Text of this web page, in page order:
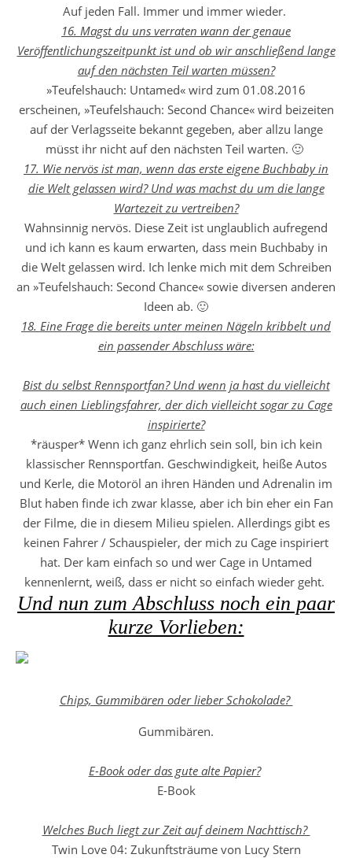
Auf jeden Fall. Immer und immer wieder.
16. Magst du uns verraten wann der genaue
Veröffentlichungszeitpunkt ist und ob wir anschließend lange
auf den nächsten Teil warten müssen?
»Teufelshauch: Untamed« wird zum 01.08.2016
erscheinen, »Teufelshauch: Second Chance« wird beizeiten
auf der Verlagsseite bekannt gegeben, aber allzu lange
müsst ihr nicht auf den nächsten Teil warten. 🙂
17. Wie nervös ist man, wenn das erste eigene Buchbaby in
die Welt gelassen wird? Und was machst du um die lange
Wartezeit zu vertreiben?
Wahnsinnig nervös. Diese Zeit ist unglaublich aufregend
und ich kann es kaum erwarten, dass mein Buchbaby in
die Welt gelassen wird. Ich lenke mich mit dem Schreiben
an »Teufelshauch: Second Chance« sowie diversen anderen
Ideen ab. 🙂
18. Eine Frage die bereits unter meinen Nägeln kribbelt und
ein passender Abschluss wäre:
Bist du selbst Rennsportfan? Und wenn ja hast du vielleicht
auch einen Lieblingsfahrer, der dich vielleicht sogar zu Cage
inspirierte?
*räusper* Wenn ich ganz ehrlich sein soll, bin ich kein
klassischer Rennsportfan. Geschwindigkeit, heiße Autos
und Kerle, die Motoröl an ihren Händen und Adrenalin im
Blut haben finde ich zwar klasse, aber ich bin eher ein Fan
der Filme, die in diesem Milieu spielen. Allerdings gibt es
keinen Fahrer / Schauspieler, der mich zu Cage inspiriert
hat. Der kam einfach so und wer Cage in Untamed
kennenlernt, weiß, dass er nicht so einfach wieder geht.
Und nun zum Abschluss noch ein paar
kurze Vorlieben:
Chips, Gummibären oder lieber Schokolade?
Gummibären.
E-Book oder das gute alte Papier?
E-Book
Welches Buch liegt zur Zeit auf deinem Nachttisch?
Twin Love 04: Zukunftsträume von Lucy Stern